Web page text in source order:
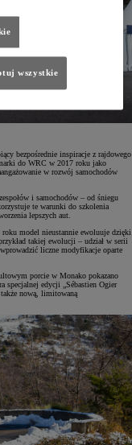
bezpośrednie inspiracje z rajdowego
do WRC w 2017 roku jako
w rozwój samochodów
i samochodów – od śniegu
te warunki do szkolenia
lepszych aut.
model nieustannie ewoluuje dzięki
takiej ewolucji – udział w serii
liczne modyfikacje oparte
porcie w Monako pokazano
specjalnej edycji „Sébastien Ogier
nową, limitowaną
wszystkie